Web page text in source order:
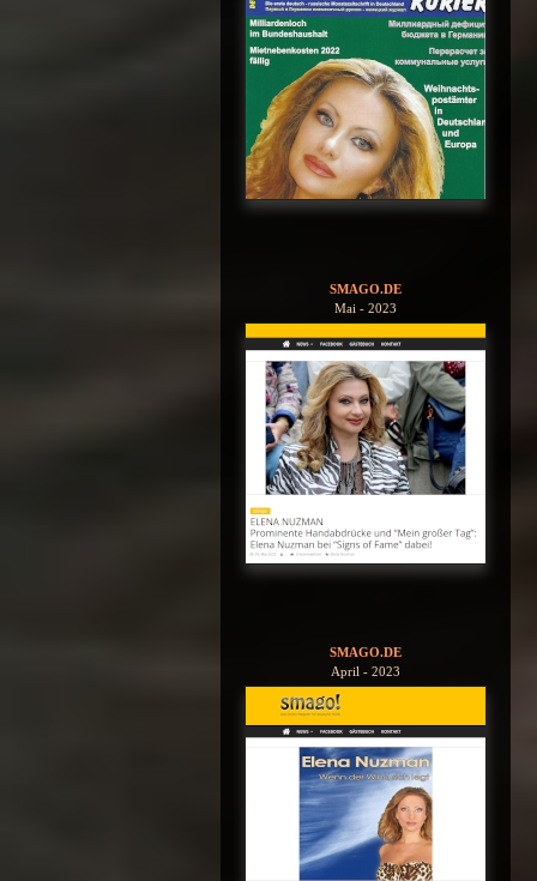
SMAGO.DE
Mai - 2023
SMAGO.DE
April - 2023